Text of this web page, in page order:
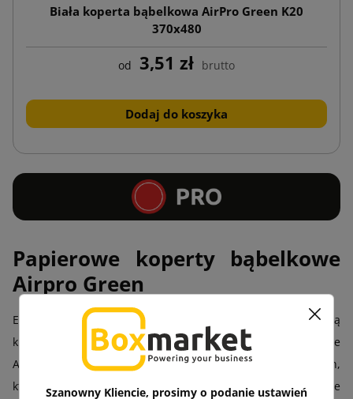
Biała koperta bąbelkowa AirPro Green K20
370x480
od 3,51 zł brutto
Dodaj do koszyka
Papierowe koperty bąbelkowe
Airpro Green
Ekologicznie musi znaczyć także praktycznie – to zasada, którą
kierowaliśmy się, tworząc papierowe koperty bąbelkowe
AirPro Green. To rozwiązanie dla firm i osób prywatnych,
które chcą zadbać o środowisko, a jednocześnie nie
Szanowny Kliencie, prosimy o podanie ustawień